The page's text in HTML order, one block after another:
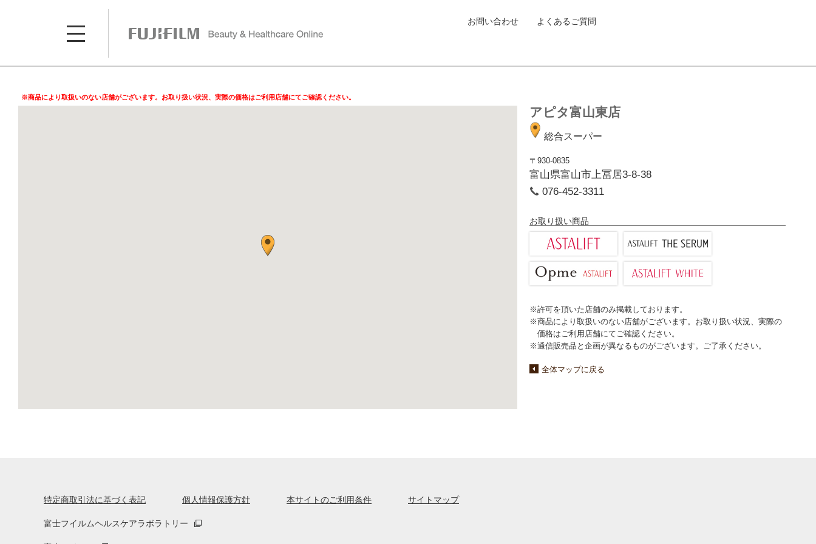
お問い合わせ よくあるご質問
※商品により取扱いのない店舗がございます。お取り扱い状況、実際の価格はご利用店舗にてご確認ください。
アピタ富山東店
総合スーパー
〒930-0835
富山県富山市上冨居3-8-38
076-452-3311
お取り扱い商品
※許可を頂いた店舗のみ掲載しております。
※商品により取扱いのない店舗がございます。お取り扱い状況、実際の
価格はご利用店舗にてご確認ください。
※通信販売品と企画が異なるものがございます。ご了承ください。
全体マップに戻る
特定商取引法に基づく表記 個人情報保護方針 本サイトのご利用条件 サイトマップ
富士フイルムヘルスケアラボラトリー